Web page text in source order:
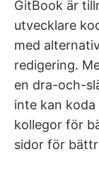
GitBook är
utvecklare
med
redigering.
en dra-och-
inte kan
kollegor för
sidor för